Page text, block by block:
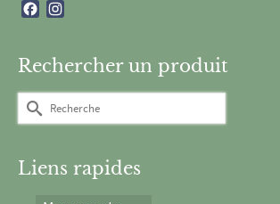
Facebook
Rechercher un produit
Rechercher :
Liens rapides